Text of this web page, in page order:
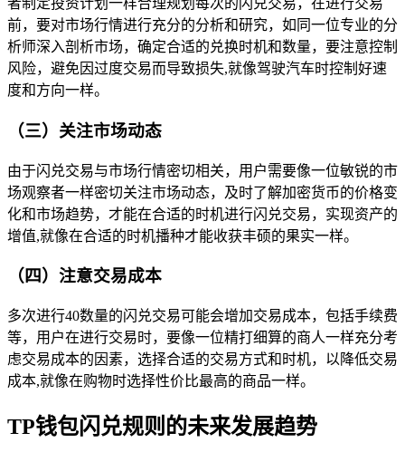
者制定投资计划一样合理规划每次的闪兑交易，在进行交易
前，要对市场行情进行充分的分析和研究，如同一位专业的分
析师深入剖析市场，确定合适的兑换时机和数量，要注意控制
风险，避免因过度交易而导致损失,就像驾驶汽车时控制好速
度和方向一样。
（三）关注市场动态
由于闪兑交易与市场行情密切相关，用户需要像一位敏锐的市
场观察者一样密切关注市场动态，及时了解加密货币的价格变
化和市场趋势，才能在合适的时机进行闪兑交易，实现资产的
增值,就像在合适的时机播种才能收获丰硕的果实一样。
（四）注意交易成本
多次进行40数量的闪兑交易可能会增加交易成本，包括手续费
等，用户在进行交易时，要像一位精打细算的商人一样充分考
虑交易成本的因素，选择合适的交易方式和时机，以降低交易
成本,就像在购物时选择性价比最高的商品一样。
TP钱包闪兑规则的未来发展趋势